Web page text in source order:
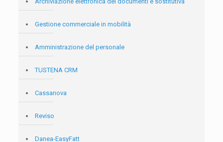
Gestione commerciale in mobilità
Amministrazione del personale
TUSTENA CRM
Cassanova
Reviso
Danea-EasyFatt